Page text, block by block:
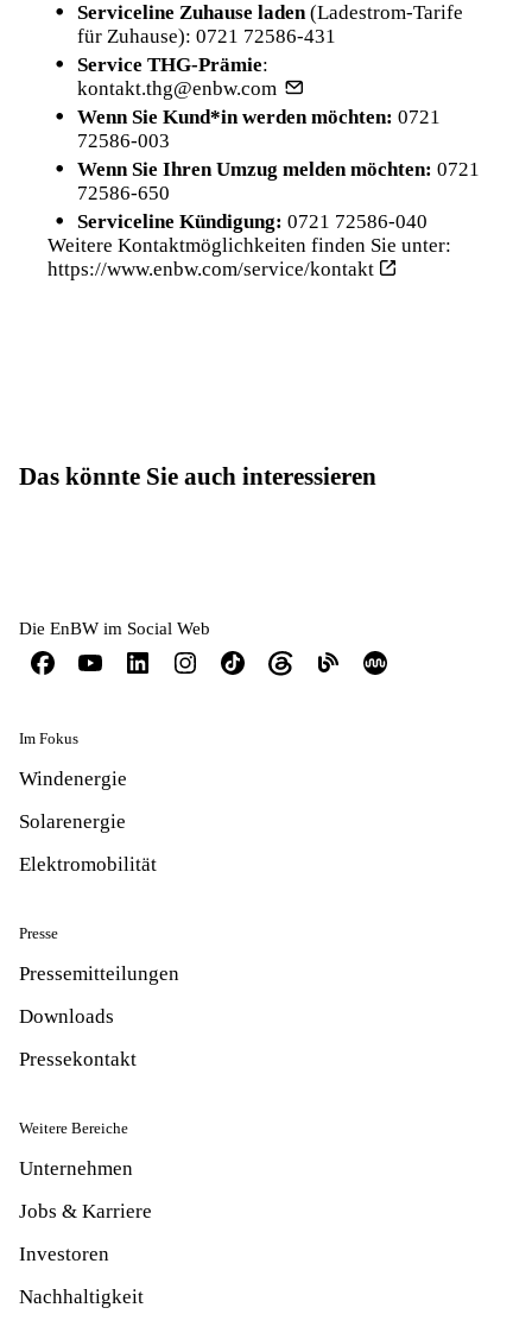
Serviceline Zuhause laden(Ladestrom-Tarife
für Zuhause): 0721 72586-431
Service THG-Prämie:
kontakt.thg@enbw.com
Wenn Sie Kund*in werden möchten: 0721
72586-003
Wenn Sie Ihren Umzug melden möchten: 0721
72586-650
Serviceline Kündigung: 0721 72586-040
Weitere Kontaktmöglichkeiten finden Sie unter:
https://www.enbw.com/service/kontakt
Das könnte Sie auch interessieren
Die EnBW im Social Web
Im Fokus
Windenergie
Solarenergie
Elektromobilität
Presse
Pressemitteilungen
Downloads
Pressekontakt
Weitere Bereiche
Unternehmen
Jobs & Karriere
Investoren
Nachhaltigkeit